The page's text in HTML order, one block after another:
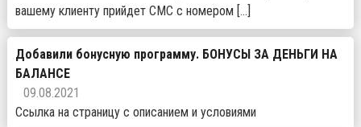
вашему клиенту прийдет СМС с номером […]
Добавили бонусную программу. БОНУСЫ ЗА ДЕНЬГИ НА
БАЛАНСЕ
09.08.2021
Ссылка на страницу с описанием и условиями